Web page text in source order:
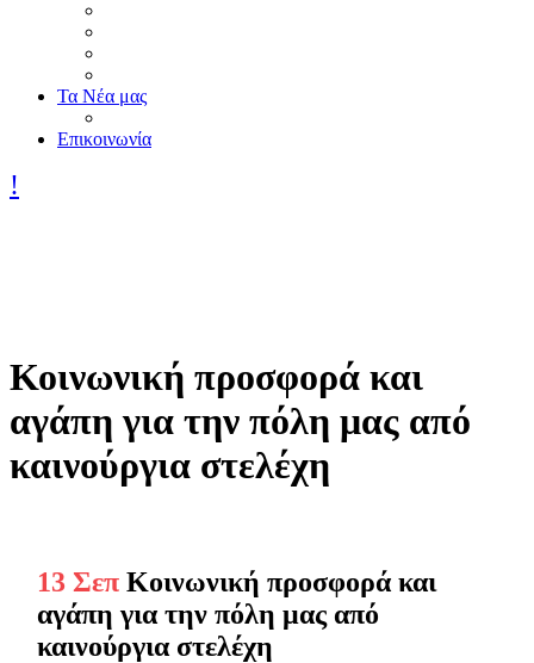
Τα Nέα μας
Επικοινωνία
Κοινωνική προσφορά και
αγάπη για την πόλη μας από
καινούργια στελέχη
13 Σεπ Κοινωνική προσφορά και
αγάπη για την πόλη μας από
καινούργια στελέχη